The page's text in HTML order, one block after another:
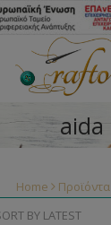
aida
Home Προϊόντα